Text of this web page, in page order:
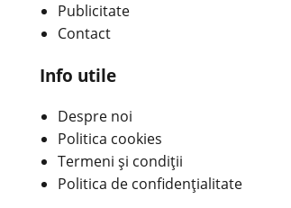
Publicitate
Contact
Info utile
Despre noi
Politica cookies
Termeni și condiții
Politica de confidențialitate